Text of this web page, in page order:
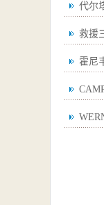
代尔
救援
霍尼